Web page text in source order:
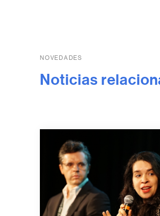
NOVEDADES
Noticias